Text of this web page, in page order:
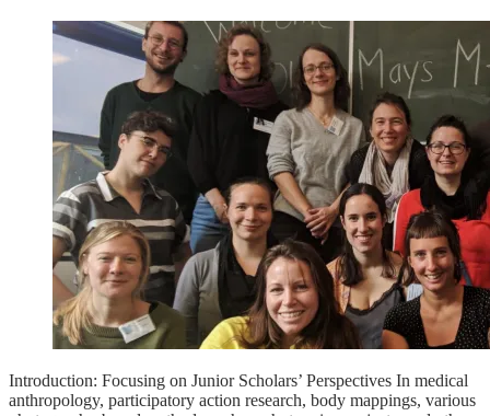
Introduction: Focusing on Junior Scholars’ Perspectives In medical
anthropology, participatory action research, body mappings, various